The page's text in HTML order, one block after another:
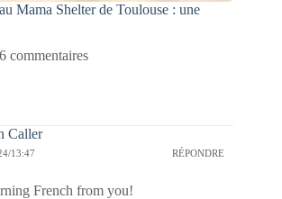
Mama Shelter de Toulouse : une
6 commentaires
Caller
13:47 RÉPONDRE
French from you!